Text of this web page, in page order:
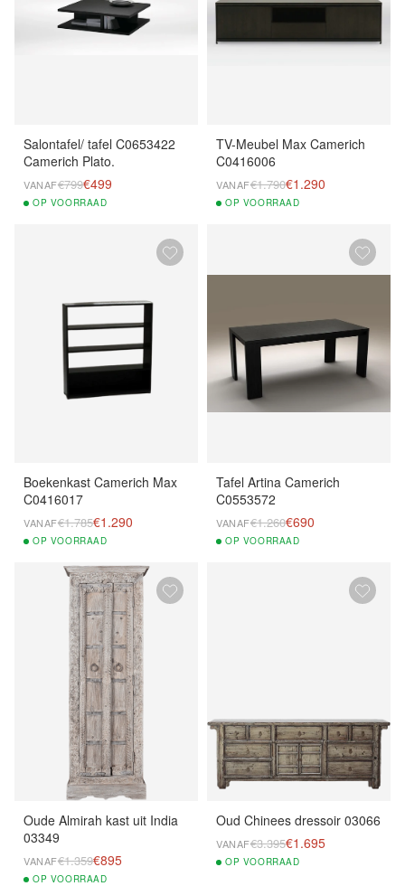
Salontafel/ tafel C0653422
Camerich Plato.
VANAF€799€499
OP VOORRAAD
TV-Meubel Max Camerich
C0416006
VANAF€1.790€1.290
OP VOORRAAD
Boekenkast Camerich Max
C0416017
VANAF€1.785€1.290
OP VOORRAAD
Tafel Artina Camerich
C0553572
VANAF€1.260€690
OP VOORRAAD
Oude Almirah kast uit India
03349
VANAF€1.359€895
OP VOORRAAD
Oud Chinees dressoir 03066
VANAF€3.395€1.695
OP VOORRAAD